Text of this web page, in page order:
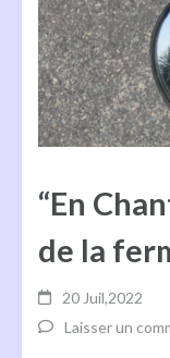
“En
de la
20 Juil,2022
Laisser un